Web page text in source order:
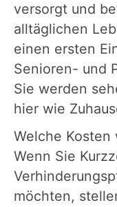
versorgt und
alltäglichen
einen ersten
Senioren- und
Sie werden
hier wie
Welche Kosten
Wenn Sie
möchten,